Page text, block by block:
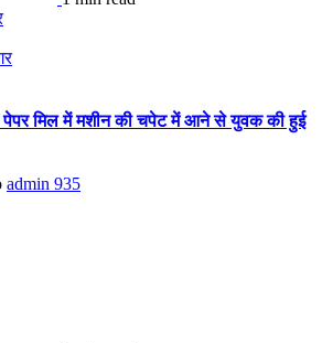
पेपर मिल में मशीन की चपेट में आने से युवक की हुई
admin 935